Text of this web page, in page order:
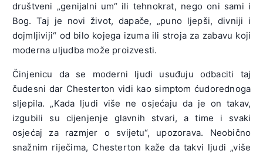
društveni „genijalni um“ ili tehnokrat, nego oni sami i
Bog. Taj je novi život, dapače, „puno ljepši, divniji i
dojmljiviji“ od bilo kojega izuma ili stroja za zabavu koji
moderna uljudba može proizvesti.
Činjenicu da se moderni ljudi usuđuju odbaciti taj
čudesni dar Chesterton vidi kao simptom ćudorednoga
sljepila. „Kada ljudi više ne osjećaju da je on takav,
izgubili su cijenjenje glavnih stvari, a time i svaki
osjećaj za razmjer o svijetu“, upozorava. Neobično
snažnim riječima, Chesterton kaže da takvi ljudi „više